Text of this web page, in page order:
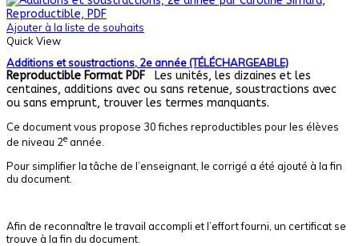
Ajouter à la liste de souhaits
Quick View
Additions et soustractions, 2e année (TÉLÉCHARGEABLE)
Reproductible Format PDF Les unités, les dizaines et les
centaines, additions avec ou sans retenue, soustractions avec
ou sans emprunt, trouver les termes manquants.
Ce document vous propose 30 fiches reproductibles pour les élèves
de niveau 2e année.
Pour simplifier la tâche de l’enseignant, le corrigé a été ajouté à la fin
du document.
Afin de reconnaître le travail accompli et l’effort fourni, un certificat se
trouve à la fin du document.